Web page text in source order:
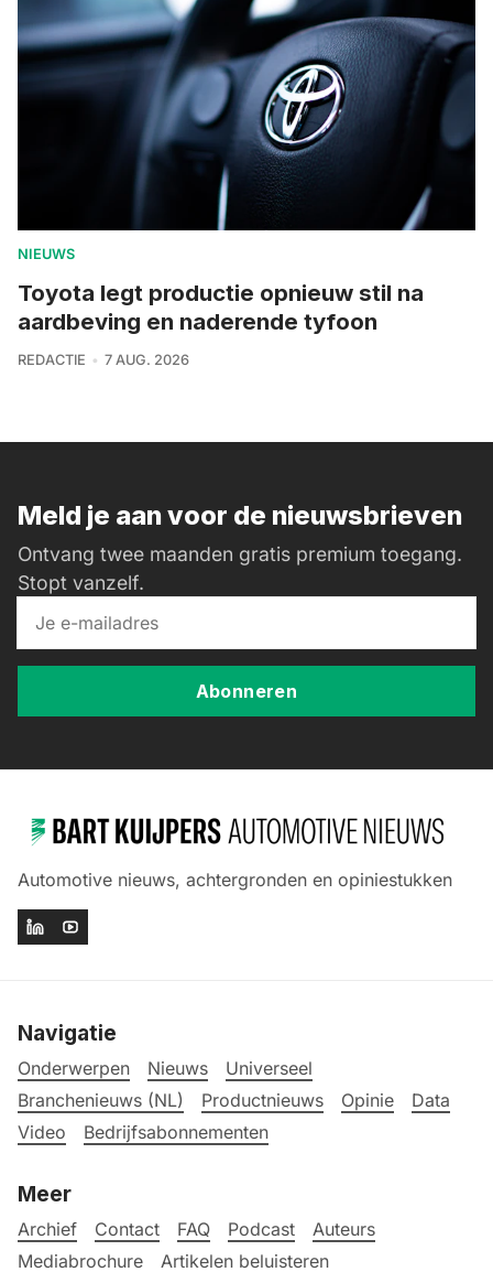
NIEUWS
Toyota legt productie opnieuw stil na
aardbeving en naderende tyfoon
REDACTIE 7 AUG. 2026
Meld je aan voor de nieuwsbrieven
Ontvang twee maanden gratis premium toegang.
Stopt vanzelf.
Abonneren
Automotive nieuws, achtergronden en opiniestukken
Navigatie
Onderwerpen Nieuws
Universeel
Branchenieuws (NL)
Productnieuws Opinie
Data
Video
Bedrijfsabonnementen
Meer
Archief Contact FAQ Podcast
Auteurs
Mediabrochure
Artikelen beluisteren